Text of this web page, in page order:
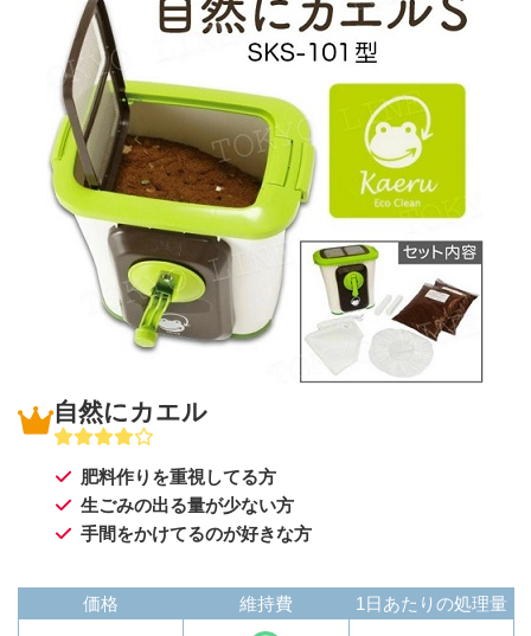
自然にカエル
肥料作りを重視してる方
生ごみの出る量が少ない方
手間をかけてるのが好きな方
価格 維持費 1日あたりの処理量